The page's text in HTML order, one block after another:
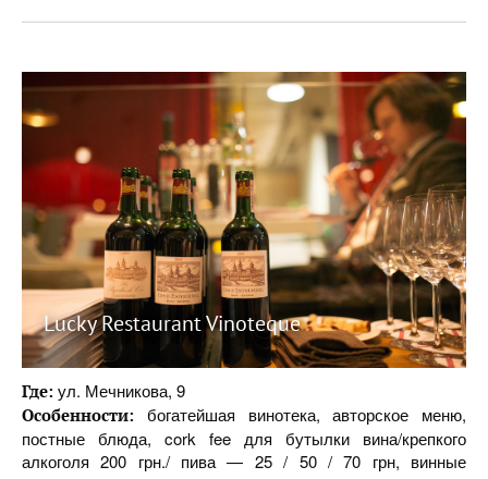
Lucky Restaurant Vinoteque
Где: ул. Мечникова, 9
Особенности: богатейшая винотека, авторское меню,
постные блюда, cork fee для бутылки вина/крепкого
алкоголя 200 грн./ пива — 25 / 50 / 70 грн, винные